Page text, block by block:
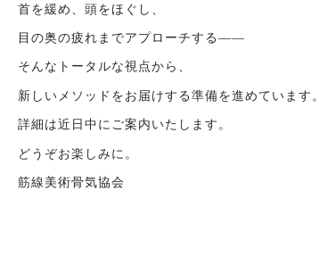
首を緩め、頭をほぐし、
目の奥の疲れまでアプローチする——
そんなトータルな視点から、
新しいメソッドをお届けする準備を進めています。
詳細は近日中にご案内いたします。
どうぞお楽しみに。
筋線美術骨気協会